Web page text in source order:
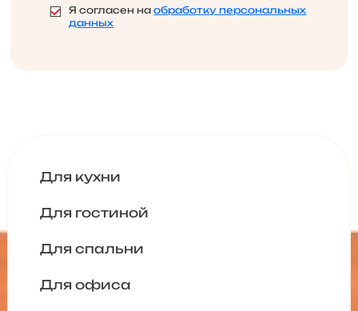
Я согласен наобработку персональных
данных
Для кухни
Для гостиной
Для спальни
Для офиса